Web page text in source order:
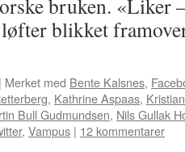
bruken. «Liker
blikket
| Merket med Bente Kalsnes,
, Kathrine Aspaas,
Bull Gudmundsen, Nils Gullak
, Vampus | 12 kommentarer